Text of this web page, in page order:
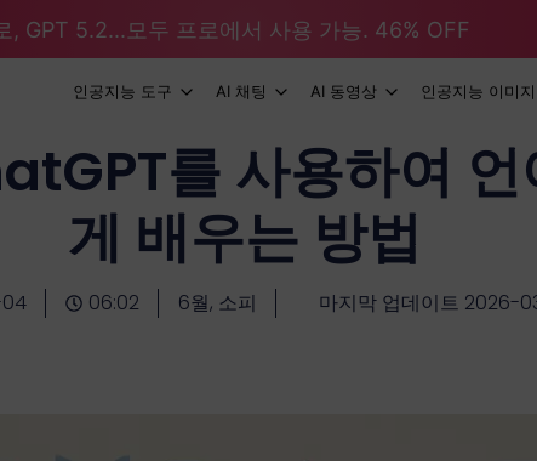
GPT 5.2...모두 프로에서 사용 가능. 46% OFF
인공지능 도구 AI 채팅 AI 동영상 인공지능 이미지
를 사용하여 언
게 배우는 방법
06:02 6월, 소피 마지막 업데이트 2026-